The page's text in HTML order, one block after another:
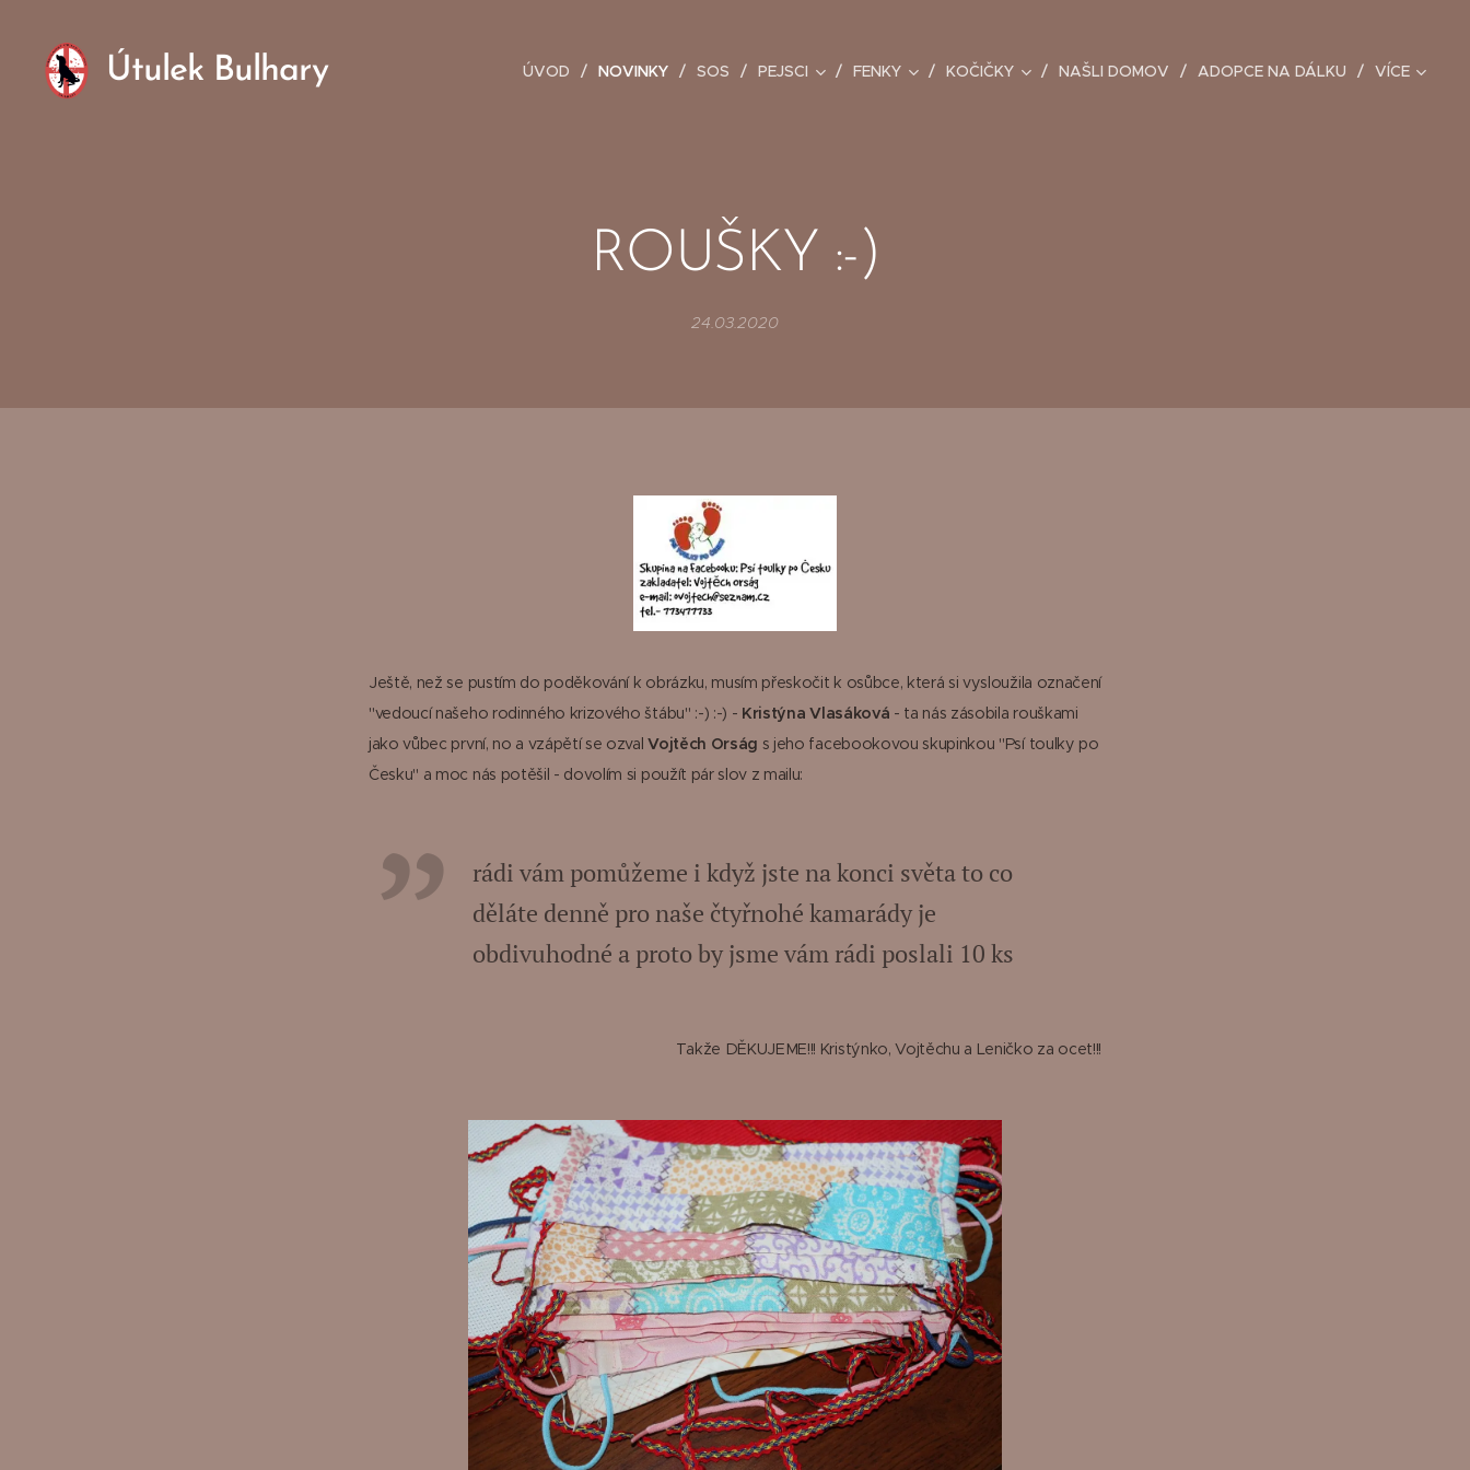
Útulek Bulhary ÚVOD NOVINKY SOS PEJSCI FENKY KOČIČKY NAŠLI DOMOV ADOPCE NA DÁLKU VÍCE
ROUŠKY :-)
24.03.2020
Ještě, než se pustím do poděkování k obrázku, musím přeskočit k osůbce, která si vysloužila označení
"vedoucí našeho rodinného krizového štábu" :-) :-) - Kristýna Vlasáková - ta nás zásobila rouškami
jako vůbec první, no a vzápětí se ozvalVojtěch Orság s jeho facebookovou skupinkou "Psí toulky po
Česku" a moc nás potěšil - dovolím si použít pár slov z mailu:
rádi vám pomůžeme i když jste na konci světa to co
děláte denně pro naše čtyřnohé kamarády je
obdivuhodné a proto by jsme vám rádi poslali 10 ks
Takže DĚKUJEME!!! Kristýnko, Vojtěchu a Leničko za ocet!!!